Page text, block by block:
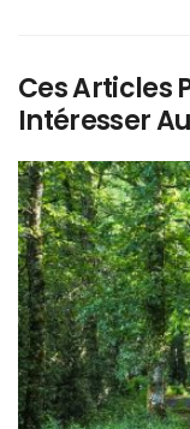
Ces Articles
Intéresser